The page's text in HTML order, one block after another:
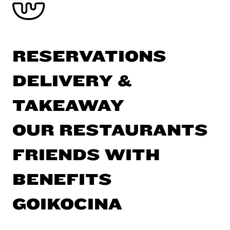
RESERVATIONS
DELIVERY &
TAKEAWAY
OUR RESTAURANTS
FRIENDS WITH
BENEFITS
GOIKOCINA